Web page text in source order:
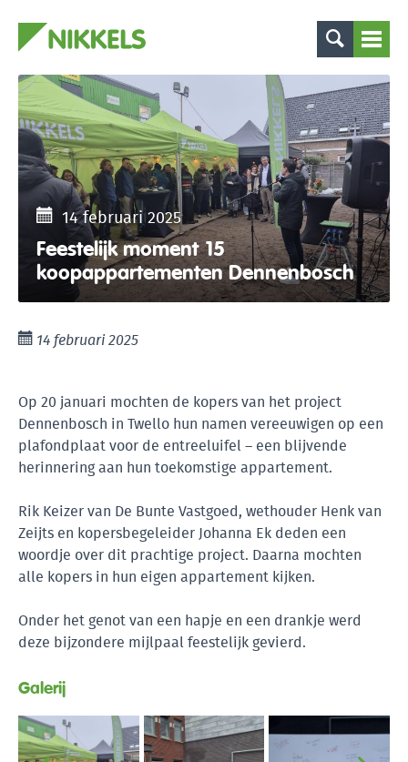
14 februari 2025
Feestelijk moment 15
koopappartementen Dennenbosch
14 februari 2025
Op 20 januari mochten de kopers van het project
Dennenbosch in Twello hun namen vereeuwigen op een
plafondplaat voor de entreeluifel – een blijvende
herinnering aan hun toekomstige appartement.
Rik Keizer van De Bunte Vastgoed, wethouder Henk van
Zeijts en kopersbegeleider Johanna Ek deden een
woordje over dit prachtige project. Daarna mochten
alle kopers in hun eigen appartement kijken.
Onder het genot van een hapje en een drankje werd
deze bijzondere mijlpaal feestelijk gevierd.
Galerij